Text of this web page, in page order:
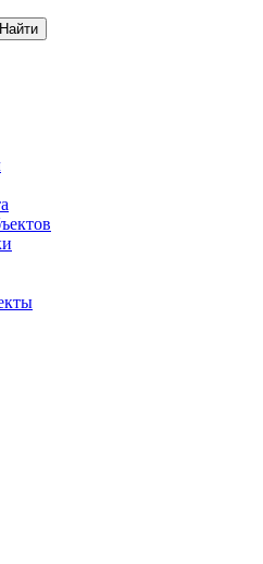
Найти